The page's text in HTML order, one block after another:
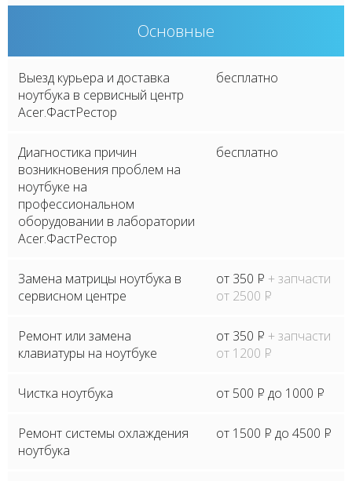
Основные
Выезд курьера и доставка
ноутбука в сервисный центр
Acer.ФастРестор
бесплатно
Диагностика причин
возникновения проблем на
ноутбуке на
профессиональном
оборудовании в лаборатории
Acer.ФастРестор
бесплатно
Замена матрицы ноутбука в
сервисном центре
от 350 P + запчасти
от 2500 P
Ремонт или замена
клавиатуры на ноутбуке
от 350 P + запчасти
от 1200 P
Чистка ноутбука от 500 P до 1000 P
Ремонт системы охлаждения
ноутбука
от 1500 P до 4500 P